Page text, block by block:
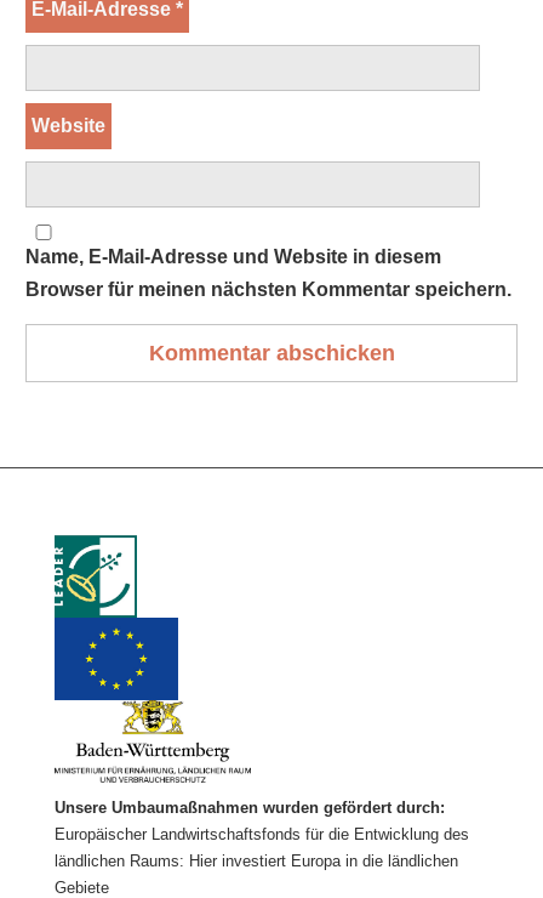
E-Mail-Adresse*
Website
Name, E-Mail-Adresse und Website in diesem
Browser für meinen nächsten Kommentar speichern.
Unsere Umbaumaßnahmen wurden gefördert durch:
Europäischer Landwirtschaftsfonds für die Entwicklung des
ländlichen Raums: Hier investiert Europa in die ländlichen
Gebiete